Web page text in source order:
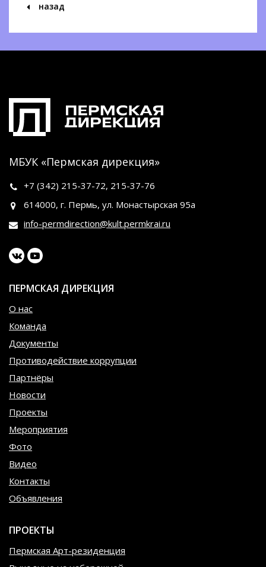
назад
МБУК «Пермская дирекция»
+7 (342) 215-37-72, 215-37-76
614000, г. Пермь, ул. Монастырская 95а
info-permdirection@kult.permkrai.ru
ПЕРМСКАЯ ДИРЕКЦИЯ
О нас
Команда
Документы
Противодействие коррупции
Партнёры
Новости
Проекты
Мероприятия
Фото
Видео
Контакты
Объявления
ПРОЕКТЫ
Пермская Арт-резиденция